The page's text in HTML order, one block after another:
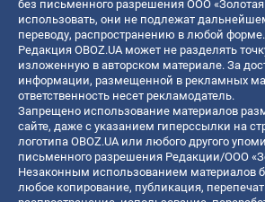
без письменного разрешения ООО
использовать, они не подлежат
переводу, распространению в любой форме.
Редакция OBOZ.UA может не разделять
изложенную в авторском материале. За
информации, размещенной в рекламных
ответственность несет рекламодатель.
Запрещено использование материалов
сайте, даже с указанием гиперссылки на
логотипа OBOZ.UA или любого другого
письменного разрешения Редакции/ООО
Незаконным использованием материалов
любое копирование, публикация,